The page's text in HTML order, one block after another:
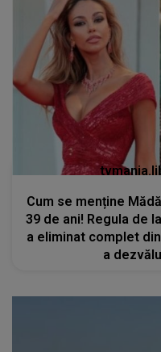
Cum se menține
39 de ani! Regula de
a eliminat complet
a